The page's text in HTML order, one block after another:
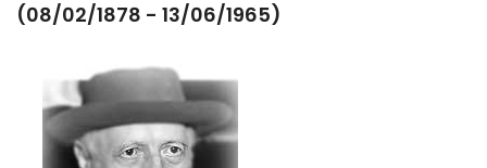
(08/02/1878 - 13/06/1965)